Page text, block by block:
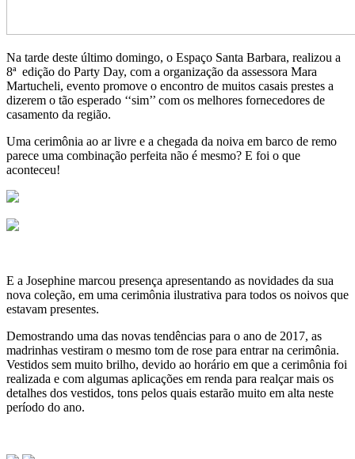
Na tarde deste último domingo, o Espaço Santa Barbara, realizou a
8ª edição do Party Day, com a organização da assessora Mara
Martucheli, evento promove o encontro de muitos casais prestes a
dizerem o tão esperado ‘‘sim’’ com os melhores fornecedores de
casamento da região.
Uma cerimônia ao ar livre e a chegada da noiva em barco de remo
parece uma combinação perfeita não é mesmo? E foi o que
aconteceu!
E a Josephine marcou presença apresentando as novidades da sua
nova coleção, em uma cerimônia ilustrativa para todos os noivos que
estavam presentes.
Demostrando uma das novas tendências para o ano de 2017, as
madrinhas vestiram o mesmo tom de rose para entrar na cerimônia.
Vestidos sem muito brilho, devido ao horário em que a cerimônia foi
realizada e com algumas aplicações em renda para realçar mais os
detalhes dos vestidos, tons pelos quais estarão muito em alta neste
período do ano.